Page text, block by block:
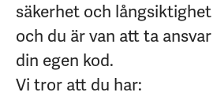
säkerhet och
och du är van att ta
din egen kod.
Vi tror att du har: